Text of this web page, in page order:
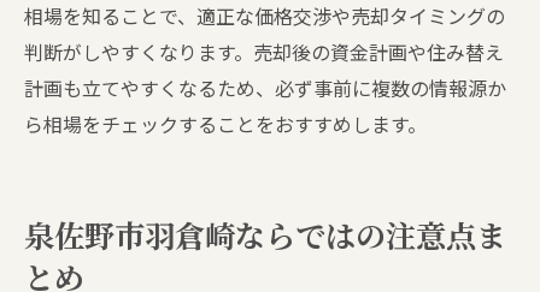
相場を知ることで、適正な価格交渉や売却タイミングの
判断がしやすくなります。売却後の資金計画や住み替え
計画も立てやすくなるため、必ず事前に複数の情報源か
ら相場をチェックすることをおすすめします。
泉佐野市羽倉崎ならではの注意点ま
とめ